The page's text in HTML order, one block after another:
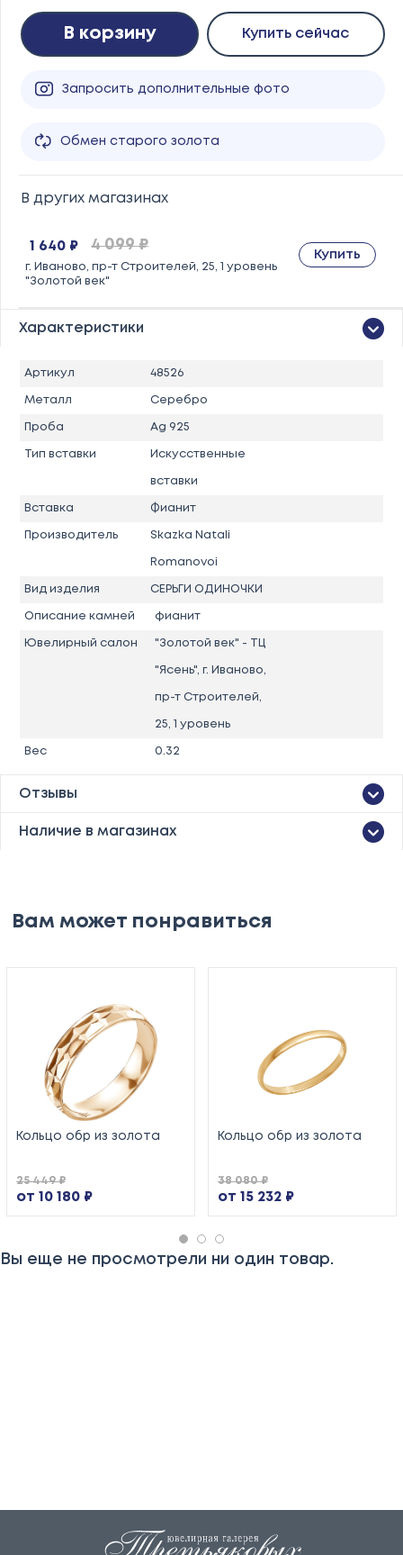
В корзину Купить сейчас
Запросить дополнительные фото
Обмен старого золота
В других магазинах
1 640 ₽ 4 099 ₽
г. Иваново, пр-т Строителей, 25, 1 уровень
"Золотой век"
Купить
Характеристики
Артикул 48526
Металл Серебро
Проба Ag 925
Тип вставки Искусственные
вставки
Вставка Фианит
Производитель Skazka Natali
Romanovoi
Вид изделия СЕРЬГИ ОДИНОЧКИ
Описание камней фианит
Ювелирный салон "Золотой век" - ТЦ
"Ясень", г. Иваново,
пр-т Строителей,
25, 1 уровень
Вес 0.32
Отзывы
Наличие в магазинах
Вам может понравиться
Кольцо обр из золота
от 10 180 ₽
25 449 ₽
Кольцо обр из золота
от 15 232 ₽
38 080 ₽
Вы еще не просмотрели ни один товар.